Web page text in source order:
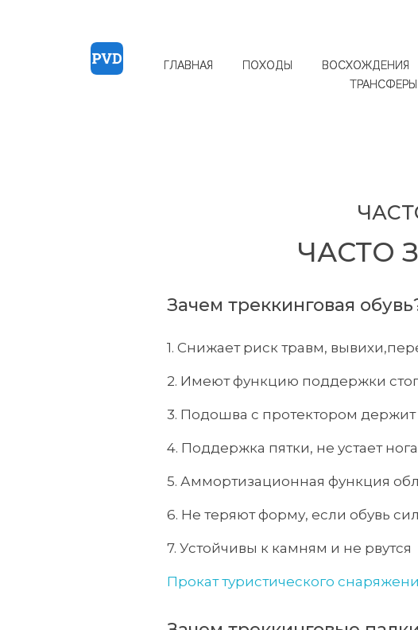
ГЛАВНАЯ ПОХОДЫ ВОСХОЖДЕНИЯ
ЧАСТО
Зачем треккинговая
1. Снижает риск травм,
2. Имеют функцию поддержки
3. Подошва с протектором держит
4. Поддержка пятки, не устает нога
5. Аммортизационная функция
6. Не теряют форму, если обувь
7. Устойчивы к камням и не рвутся
Прокат туристического